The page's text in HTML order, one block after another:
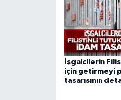
İşgalcilerin
için getirmeyi
tasarısının
Kilis Müftülüğü
Kırıkkale Müftülüğü
Kırklareli Müftülüğü
Kırşehir Müftülüğü